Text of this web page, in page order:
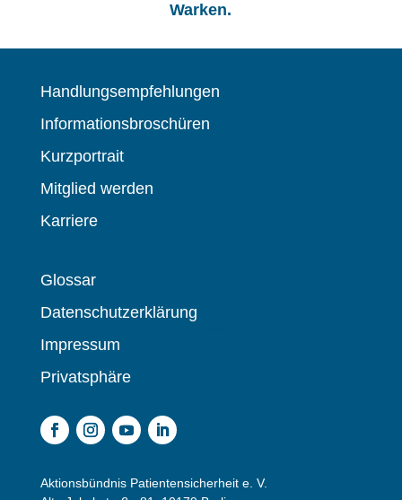
Warken.
Handlungsempfehlungen
Informationsbroschüren
Kurzportrait
Mitglied werden
Karriere
Glossar
Datenschutzerklärung
Impressum
Privatsphäre
Aktionsbündnis Patientensicherheit e. V.